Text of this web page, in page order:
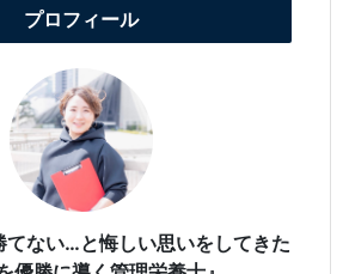
プロフィール
てない…と悔しい思いをしてきた